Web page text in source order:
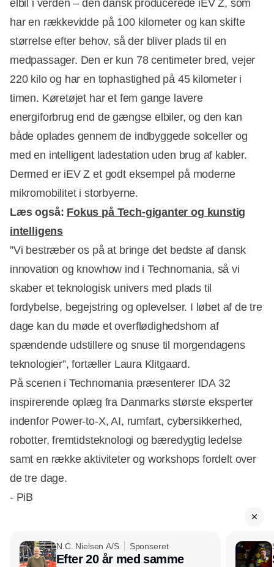
elbil i verden – den dansk producerede iEV Z, som
har en rækkevidde på 100 kilometer og kan skifte
størrelse efter behov, så der bliver plads til en
medpassager. Den er kun 78 centimeter bred, vejer
220 kilo og har en tophastighed på 45 kilometer i
timen. Køretøjet har et fem gange lavere
energiforbrug end de gængse elbiler, og den kan
både oplades gennem de indbyggede solceller og
med en intelligent ladestation uden brug af kabler.
Dermed er iEV Z et godt eksempel på moderne
mikromobilitet i storbyerne.
Læs også: Fokus på Tech-giganter og kunstig
intelligens
”Vi bestræber os på at bringe det bedste af dansk
innovation og knowhow ind i Technomania, så vi
skaber et teknologisk univers med plads til
fordybelse, begejstring og oplevelser. I løbet af de tre
dage kan du møde et overflødighedshorn af
spændende udstillere og snuse til morgendagens
teknologier”, fortæller Laura Klitgaard.
På scenen i Technomania præsenterer IDA 32
inspirerende oplæg fra Danmarks største eksperter
indenfor Power-to-X, AI, rumfart, cybersikkerhed,
robotter, fremtidsteknologi og bæredygtig ledelse
samt en række aktiviteter og workshops fordelt over
de tre dage.
- PiB
N.C. Nielsen A/S Sponseret
Efter 20 år med samme